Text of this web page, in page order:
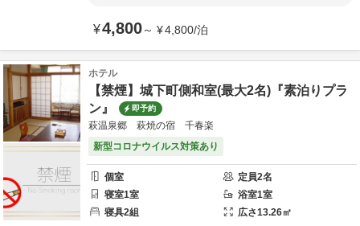
¥4,800～ ¥4,800/泊
ホテル
【禁煙】城下町側和室(最大2名)『素泊りプラ
ン』
即予約
萩温泉郷 萩焼の宿 千春楽
新型コロナウイルス対策あり
個室 定員2名
寝室1室 浴室1室
寝具2組 広さ13.26㎡